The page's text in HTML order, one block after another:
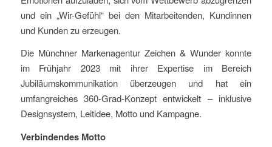
und ein „Wir-Gefühl“ bei den Mitarbeitenden, Kundinnen
und Kunden zu erzeugen.
Die Münchner Markenagentur Zeichen & Wunder konnte
im Frühjahr 2023 mit ihrer Expertise im Bereich
Jubiläumskommunikation überzeugen und hat ein
umfangreiches 360-Grad-Konzept entwickelt – inklusive
Designsystem, Leitidee, Motto und Kampagne.
Verbindendes Motto